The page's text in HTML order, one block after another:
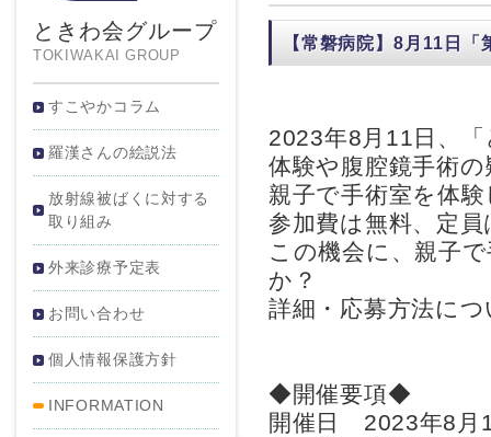
【常磐病院】8月11日
2023年8月11日、
体験や腹腔鏡手術
親子で手術室を体
参加費は無料、定
この機会に、親子
か？
詳細・応募方法に
◆開催要項◆
開催日 2023年8月
ときわ会グループ
TOKIWAKAI GROUP
すこやかコラム
羅漢さんの絵説法
放射線被ばくに対する
取り組み
外来診療予定表
お問い合わせ
個人情報保護方針
INFORMATION